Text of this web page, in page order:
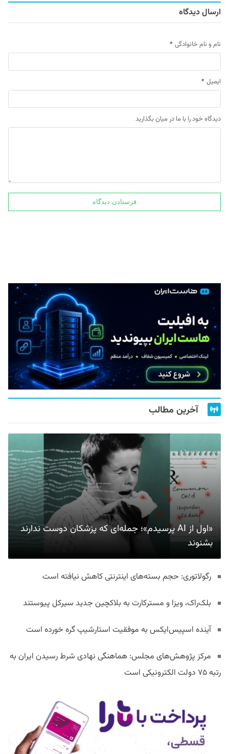
ارسال دیدگاه
نام و نام خانوادگی *
ایمیل *
دیدگاه خود را با ما در میان بگذارید
آخرین مطالب
«اول از AI پرسیدم»؛ جمله‌ای که پزشکان دوست ندارند
بشنوند
رگولاتوری: حجم بسته‌های اینترنتی کاهش نیافته است
بلک‌راک، ویزا و مسترکارت به بلاکچین جدید سیرکل پیوستند
آینده اسپیس‌ایکس به موفقیت استارشیپ گره خورده است
مرکز پژوهش‌های مجلس: هماهنگی نهادی شرط رسیدن ایران به
رتبه ۷۵ دولت الکترونیکی است